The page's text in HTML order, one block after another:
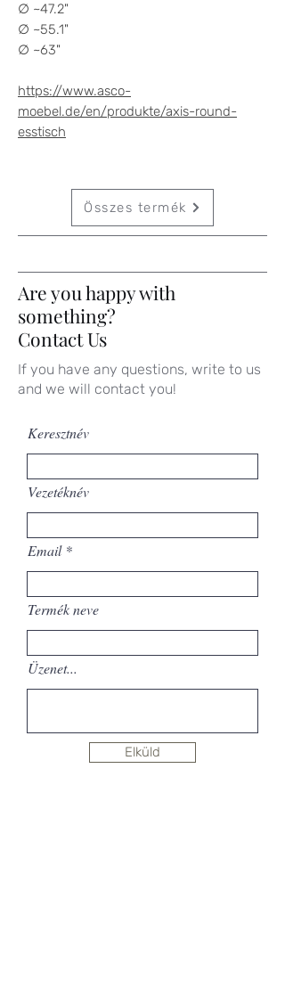
∅ ~47.2"
∅ ~55.1"
∅ ~63"
https://www.asco-
moebel.de/en/produkte/axis-round-
esstisch
Összes termék
Are you happy with
something?
Contact Us
If you have any questions, write to us
and we will contact you!
Keresztnév
Vezetéknév
Email
Termék neve
Üzenet...
Elküld